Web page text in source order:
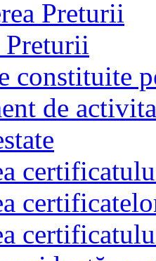
Preturii
constituite
de